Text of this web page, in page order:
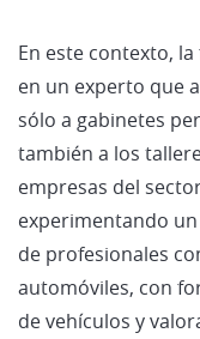
En este contexto,
en un experto que
sólo a gabinetes
también a los
empresas del
experimentando
de profesionales
automóviles, con
de vehículos y